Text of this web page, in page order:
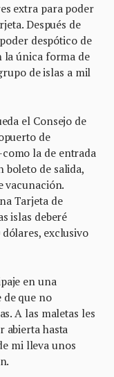
extra para poder
Después de
despótico de
la única forma de
de islas a mil
el Consejo de
de
la de entrada
de salida,
vacunación.
Tarjeta de
islas deberé
exclusivo
en una
de que no
A las maletas les
abierta hasta
mi lleva unos